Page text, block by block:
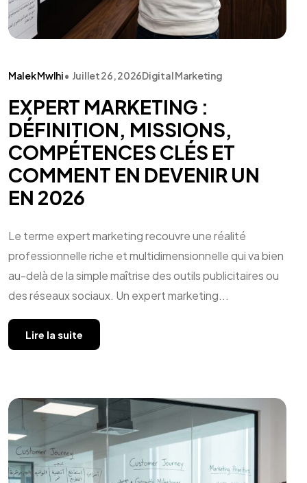
Malek Mwlhi• Juillet 26, 2026Digital Marketing
EXPERT MARKETING :
DÉFINITION, MISSIONS,
COMPÉTENCES CLÉS ET
COMMENT EN DEVENIR UN
EN 2026
Le terme expert marketing recouvre une réalité
professionnelle riche et multidimensionnelle qui va bien
au-delà de la simple maîtrise des outils publicitaires ou
des réseaux sociaux. Un expert marketing...
Lire la suite